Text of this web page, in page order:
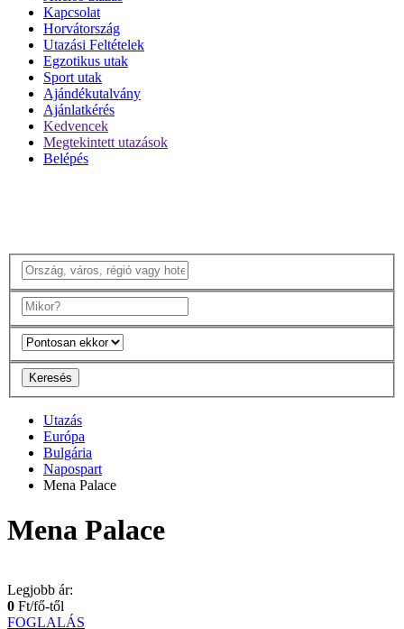
Kapcsolat
Horvátország
Utazási Feltételek
Egzotikus utak
Sport utak
Ajándékutalvány
Ajánlatkérés
Kedvencek
Megtekintett utazások
Belépés
Keresés
Utazás
Európa
Bulgária
Napospart
Mena Palace
Mena Palace
Legjobb ár:
0 Ft/fő-től
FOGLALÁS